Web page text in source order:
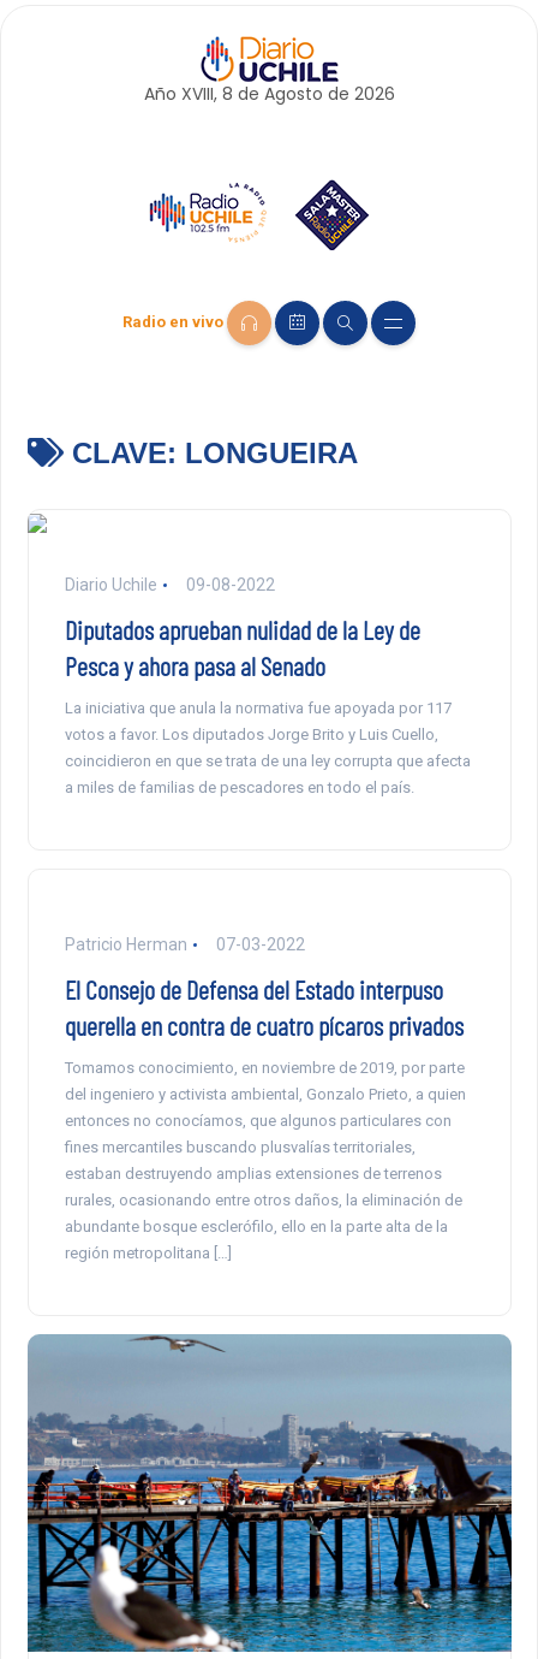
Año XVIII, 8 de Agosto de 2026
Radio en vivo
CLAVE: LONGUEIRA
Diario Uchile 09-08-2022
Diputados aprueban nulidad de la Ley de
Pesca y ahora pasa al Senado
La iniciativa que anula la normativa fue apoyada por 117
votos a favor. Los diputados Jorge Brito y Luis Cuello,
coincidieron en que se trata de una ley corrupta que afecta
a miles de familias de pescadores en todo el país.
Patricio Herman 07-03-2022
El Consejo de Defensa del Estado interpuso
querella en contra de cuatro pícaros privados
Tomamos conocimiento, en noviembre de 2019, por parte
del ingeniero y activista ambiental, Gonzalo Prieto, a quien
entonces no conocíamos, que algunos particulares con
fines mercantiles buscando plusvalías territoriales,
estaban destruyendo amplias extensiones de terrenos
rurales, ocasionando entre otros daños, la eliminación de
abundante bosque esclerófilo, ello en la parte alta de la
región metropolitana […]